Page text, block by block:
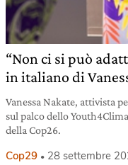
“Non ci si può
in italiano di
Vanessa Nakate, attivista
sul palco dello
della Cop26.
Cop29 28 settembre